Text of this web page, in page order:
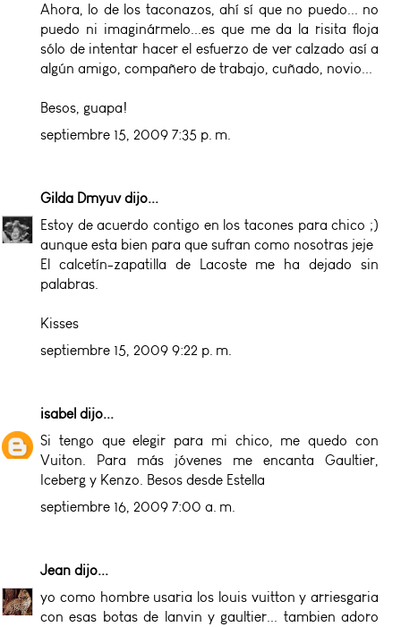
Ahora, lo de los taconazos, ahí sí que no puedo... no
puedo ni imaginármelo...es que me da la risita floja
sólo de intentar hacer el esfuerzo de ver calzado así a
algún amigo, compañero de trabajo, cuñado, novio...
Besos, guapa!
septiembre 15, 2009 7:35 p. m.
Gilda Dmyuvdijo...
Estoy de acuerdo contigo en los tacones para chico ;)
aunque esta bien para que sufran como nosotras jeje
El calcetín-zapatilla de Lacoste me ha dejado sin
palabras.
Kisses
septiembre 15, 2009 9:22 p. m.
isabel dijo...
Si tengo que elegir para mi chico, me quedo con
Vuiton. Para más jóvenes me encanta Gaultier,
Iceberg y Kenzo. Besos desde Estella
septiembre 16, 2009 7:00 a. m.
Jean dijo...
yo como hombre usaria los louis vuitton y arriesgaria
con esas botas de lanvin y gaultier... tambien adoro